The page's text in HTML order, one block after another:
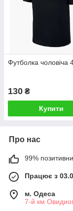
Футболка чоловіча
130 ₴
Купити
Про нас
99%
Працює з
м. Одеса
7-й км